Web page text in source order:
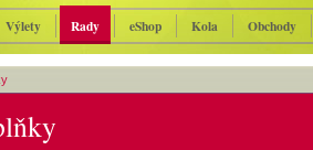
Výlety Rady eShop Kola Obchody